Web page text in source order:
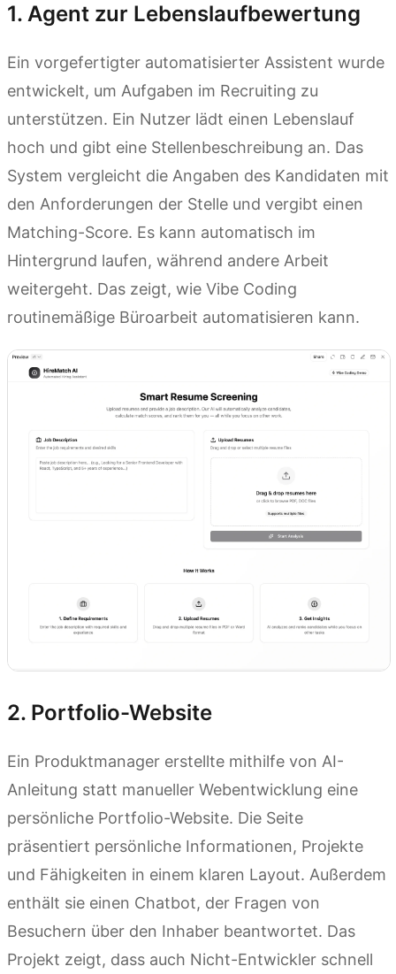
1. Agent zur Lebenslaufbewertung
Ein vorgefertigter automatisierter Assistent wurde
entwickelt, um Aufgaben im Recruiting zu
unterstützen. Ein Nutzer lädt einen Lebenslauf
hoch und gibt eine Stellenbeschreibung an. Das
System vergleicht die Angaben des Kandidaten mit
den Anforderungen der Stelle und vergibt einen
Matching-Score. Es kann automatisch im
Hintergrund laufen, während andere Arbeit
weitergeht. Das zeigt, wie Vibe Coding
routinemäßige Büroarbeit automatisieren kann.
2. Portfolio-Website
Ein Produktmanager erstellte mithilfe von AI-
Anleitung statt manueller Webentwicklung eine
persönliche Portfolio-Website. Die Seite
präsentiert persönliche Informationen, Projekte
und Fähigkeiten in einem klaren Layout. Außerdem
enthält sie einen Chatbot, der Fragen von
Besuchern über den Inhaber beantwortet. Das
Projekt zeigt, dass auch Nicht-Entwickler schnell